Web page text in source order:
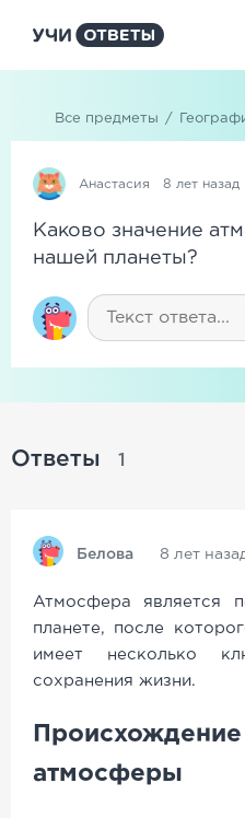
Все предметы /
Анастасия 8 лет назад
Каково значение
нашей планеты?
Ответы 1
Белова 8 лет
Атмосфера является
планете, после
имеет несколько
сохранения жизни.
атмосферы